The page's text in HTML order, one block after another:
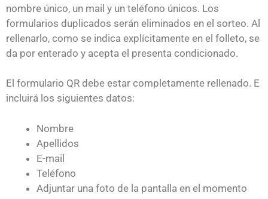
nombre único, un mail y un teléfono únicos. Los
formularios duplicados serán eliminados en el sorteo. Al
rellenarlo, como se indica explícitamente en el folleto, se
da por enterado y acepta el presenta condicionado.
El formulario QR debe estar completamente rellenado. E
incluirá los siguientes datos:
Nombre
Apellidos
E-mail
Teléfono
Adjuntar una foto de la pantalla en el momento